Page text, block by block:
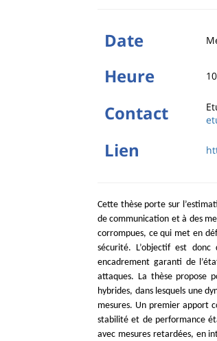
Date
Heure
Contact
Lien
Cette thèse porte sur
de communication et à des
corrompues, ce qui met en
sécurité. L’objectif est
encadrement garanti de
attaques. La thèse propose
hybrides, dans lesquels une
mesures. Un premier apport
stabilité et de performance
avec mesures retardées, en